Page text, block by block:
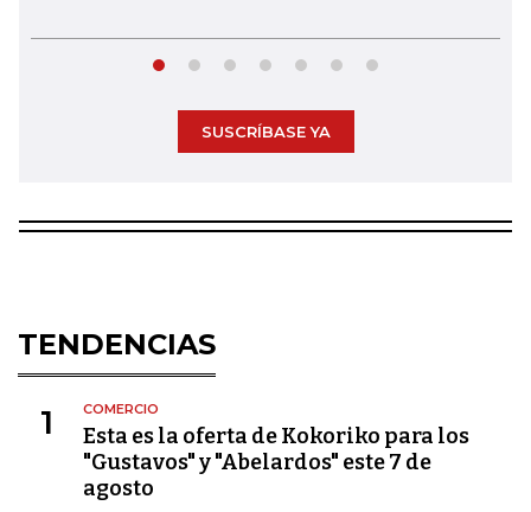
SUSCRÍBASE YA
TENDENCIAS
1 COMERCIO
Esta es la oferta de Kokoriko para los
"Gustavos" y "Abelardos" este 7 de
agosto